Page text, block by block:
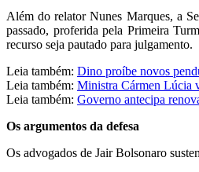
Além do relator Nunes Marques, a
passado, proferida pela Primeira
recurso seja pautado para julgamento.
Leia também: Dino proíbe novos
Leia também: Ministra Cármen Lúcia
Leia também: Governo antecipa
Os argumentos da defesa
Os advogados de Jair Bolsonaro